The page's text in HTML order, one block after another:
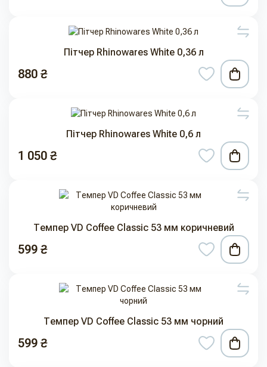
Пітчер Rhinowares White 0,36 л
880 ₴
Пітчер Rhinowares White 0,6 л
1 050 ₴
Темпер VD Coffee Classic 53 мм коричневий
599 ₴
Темпер VD Coffee Classic 53 мм чорний
599 ₴